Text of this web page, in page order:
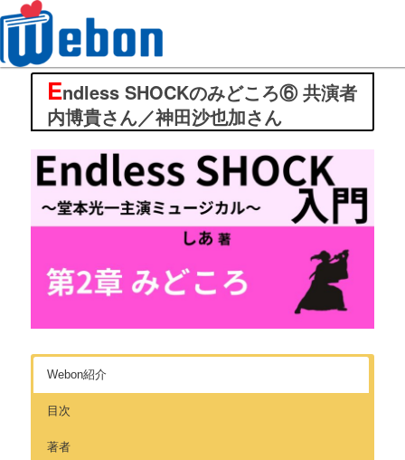
Webon（ウェボン）
Endless SHOCKのみどころ⑥ 共演者
内博貴さん／神田沙也加さん
Webon紹介
目次
著者